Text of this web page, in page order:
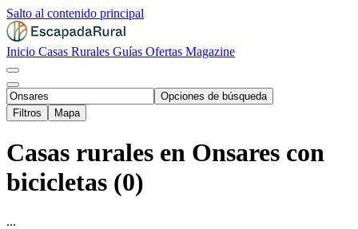
Salto al contenido principal
Inicio Casas Rurales Guías Ofertas Magazine
Opciones de búsqueda
Filtros
Mapa
Casas rurales en Onsares con
bicicletas (0)
...